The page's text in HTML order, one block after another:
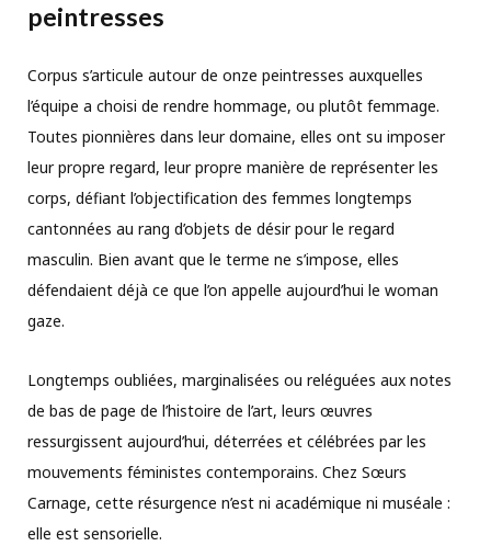
peintresses
Corpus s’articule autour de onze peintresses auxquelles
l’équipe a choisi de rendre hommage, ou plutôt femmage.
Toutes pionnières dans leur domaine, elles ont su imposer
leur propre regard, leur propre manière de représenter les
corps, défiant l’objectification des femmes longtemps
cantonnées au rang d’objets de désir pour le regard
masculin. Bien avant que le terme ne s’impose, elles
défendaient déjà ce que l’on appelle aujourd’hui le woman
gaze.
Longtemps oubliées, marginalisées ou reléguées aux notes
de bas de page de l’histoire de l’art, leurs œuvres
ressurgissent aujourd’hui, déterrées et célébrées par les
mouvements féministes contemporains. Chez Sœurs
Carnage, cette résurgence n’est ni académique ni muséale :
elle est sensorielle.